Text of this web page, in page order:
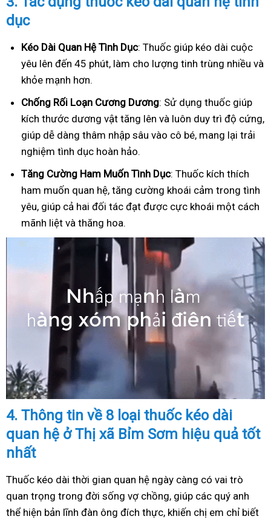
dục
Kéo Dài Quan Hệ Tình Dục: Thuốc giúp kéo dài cuộc
yêu lên đến 45 phút, làm cho lượng tinh trùng nhiều và
khỏe mạnh hơn.
Chống Rối Loạn Cương Dương: Sử dụng thuốc giúp
kích thước dương vật tăng lên và luôn duy trì độ cứng,
giúp dễ dàng thâm nhập sâu vào cô bé, mang lại trải
nghiệm tình dục hoàn hảo.
Tăng Cường Ham Muốn Tình Dục: Thuốc kích thích
ham muốn quan hệ, tăng cường khoái cảm trong tình
yêu, giúp cả hai đối tác đạt được cực khoái một cách
mãnh liệt và thăng hoa.
4. Thông tin về 8 loại thuốc kéo dài
quan hệ ở Thị xã Bỉm Sơm hiệu quả tốt
nhất
Thuốc kéo dài thời gian quan hệ ngày càng có vai trò
quan trọng trong đời sống vợ chồng, giúp các quý anh
thể hiện bản lĩnh đàn ông đích thực, khiến chị em chỉ biết